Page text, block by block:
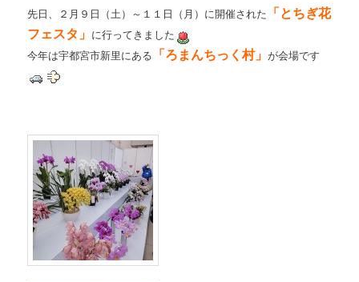
先日、２月９日（土）～１１日（月）に開催された 「とちぎ花
フェスタ」 に行ってきました
今年は宇都宮市新里にある 「ろまんちっく村」が会場です